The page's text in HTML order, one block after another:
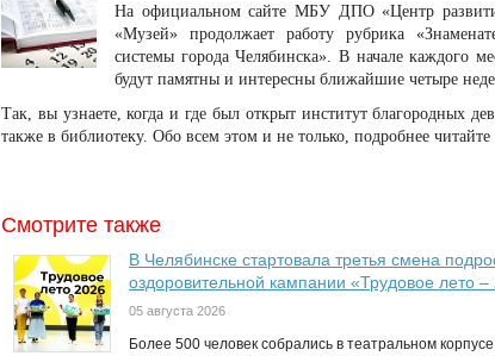
На официальном сайте МБУ ДПО «Центр
«Музей» продолжает работу рубрика
системы города Челябинска». В начале каждого
будут памятны и интересны ближайшие четыре
Так, вы узнаете, когда и где был открыт институт благородных
также в библиотеку. Обо всем этом и не только, подробнее читайте
Смотрите также
В Челябинске стартовала третья смена
оздоровительной кампании «Трудовое лето –
05 августа 2026
Более 500 человек собрались в театральном